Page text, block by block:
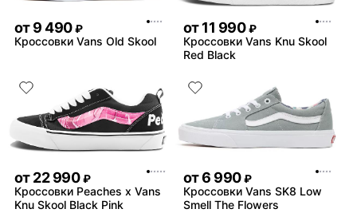
от9 490 ₽
Кроссовки Vans Old Skool
от11 990 ₽
Кроссовки Vans Knu Skool
Red Black
от22 990 ₽
Кроссовки Peaches x Vans
Knu Skool Black Pink
от6 990 ₽
Кроссовки Vans SK8 Low
Smell The Flowers